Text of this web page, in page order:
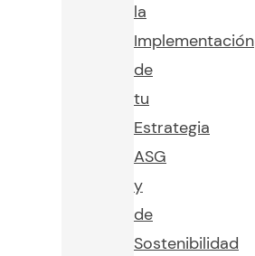
la
Implementación
de
tu
Estrategia
ASG
y
de
Sostenibilidad